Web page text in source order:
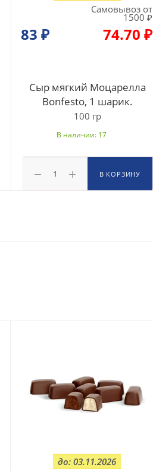
83 ₽
Самовывоз от
1500 ₽
74.70 ₽
Сыр мягкий Моцарелла
Bonfesto, 1 шарик.
100 гр
В наличии: 17
В КОРЗИНУ
до: 03.11.2026